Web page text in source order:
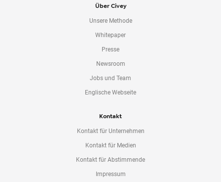
Über Civey
Unsere Methode
Whitepaper
Presse
Newsroom
Jobs und Team
Englische Webseite
Kontakt
Kontakt für Unternehmen
Kontakt für Medien
Kontakt für Abstimmende
Impressum